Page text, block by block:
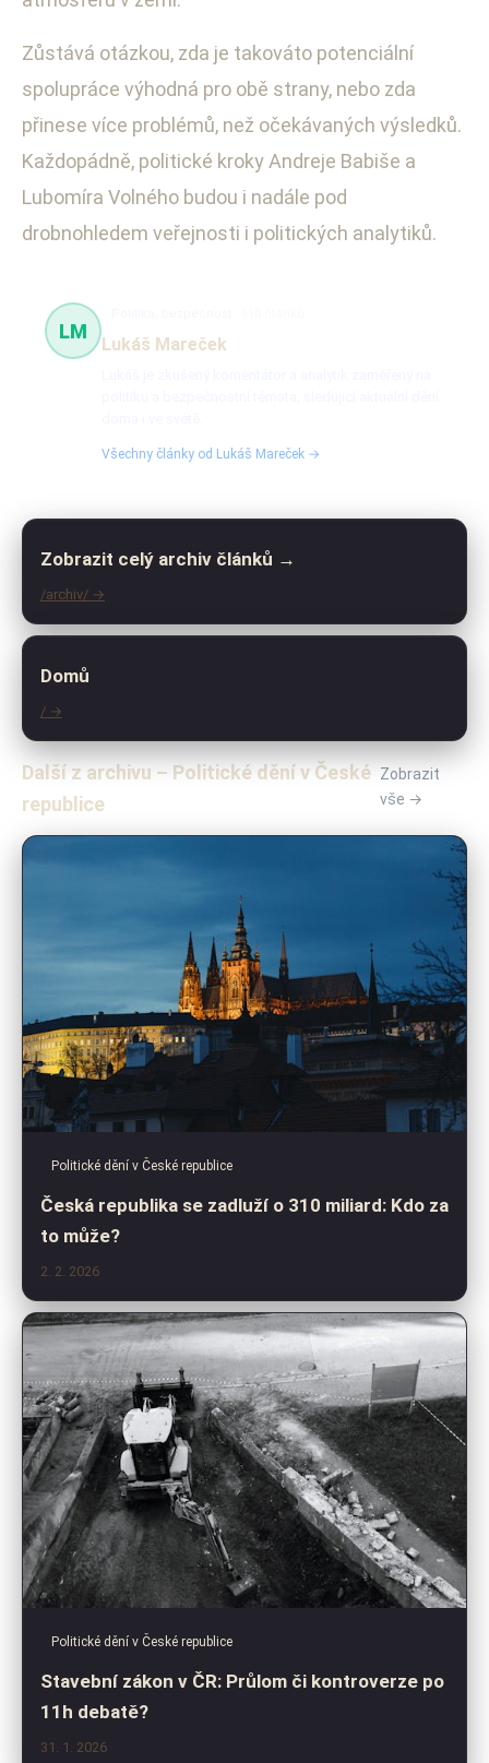
Zůstává otázkou, zda je takováto potenciální
spolupráce výhodná pro obě strany, nebo zda
přinese více problémů, než očekávaných výsledků.
Každopádně, politické kroky Andreje Babiše a
Lubomíra Volného budou i nadále pod
drobnohledem veřejnosti i politických analytiků.
LM
Lukáš Mareček
Všechny články od Lukáš Mareček →
Zobrazit celý archiv článků →
/archiv/ →
Domů
/ →
Další z archivu – Politické dění v České
republice
Zobrazit
vše →
Politické dění v České republice
Česká republika se zadluží o 310 miliard: Kdo za
to může?
2. 2. 2026
Politické dění v České republice
Stavební zákon v ČR: Průlom či kontroverze po
11h debatě?
31. 1. 2026